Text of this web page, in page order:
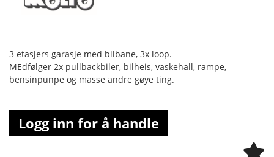
3 etasjers garasje med bilbane, 3x loop.
MEdfølger 2x pullbackbiler, bilheis, vaskehall, rampe,
bensinpunpe og masse andre gøye ting.
Logg inn for å handle